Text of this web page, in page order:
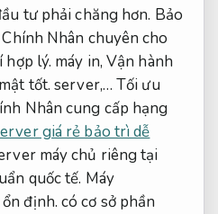
tư phải chăng hơn. Bảo
Chính Nhân chuyên cho
hợp lý. máy in,Vận hành
tốt. server,…Tối ưu
Nhân cung cấp hạng
giá rẻ bảo trì dễ
máy chủ riêng tại
quốc tế. Máy
định. có cơ sở phần